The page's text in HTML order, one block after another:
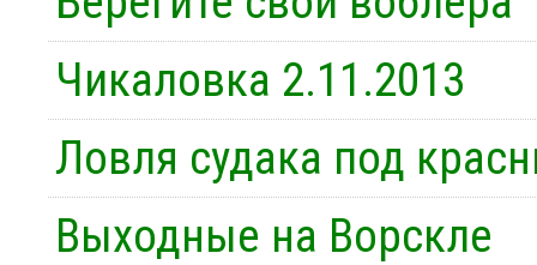
Чикаловка 2.11.2013
Ловля судака под
Выходные на Ворскле